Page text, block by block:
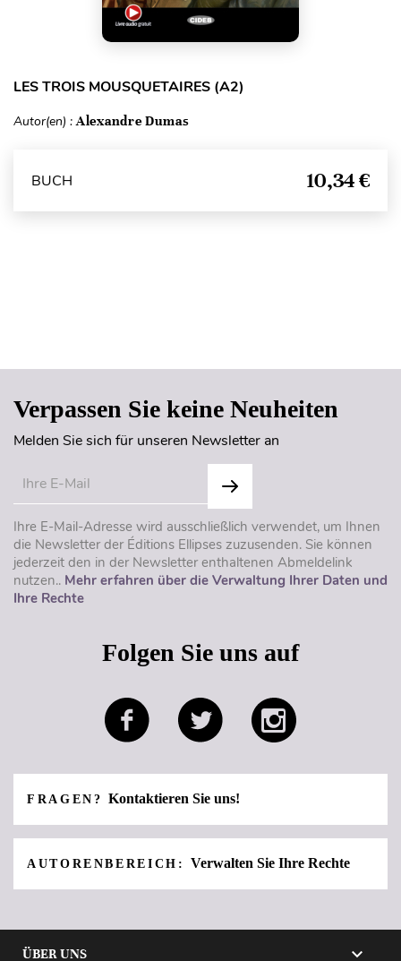
LES TROIS MOUSQUETAIRES (A2)
Autor(en) :Alexandre Dumas
BUCH 10,34 €
Verpassen Sie keine Neuheiten
Melden Sie sich für unseren Newsletter an
Ihre E-Mail-Adresse wird ausschließlich verwendet, um Ihnen
die Newsletter der Éditions Ellipses zuzusenden. Sie können
jederzeit den in der Newsletter enthaltenen Abmeldelink
nutzen.. Mehr erfahren über die Verwaltung Ihrer Daten und
Ihre Rechte
Folgen Sie uns auf
FRAGEN?Kontaktieren Sie uns!
AUTORENBEREICH: Verwalten Sie Ihre Rechte
ÜBER UNS 